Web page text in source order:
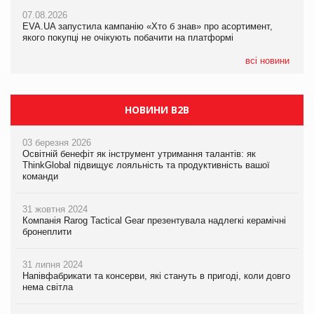
07.08.2026
EVA.UA запустила кампанію «Хто б знав» про асортимент,
якого покупці не очікують побачити на платформі
всі новини
05.08.2026
Мережа супермаркетів VARUS купує мережу магазинів
НОВИНИ B2B
03 березня 2026
Освітній бенефіт як інструмент утримання талантів: як
ThinkGlobal підвищує лояльність та продуктивність вашої
команди
31 жовтня 2024
Компанія Rarog Tactical Gear презентувала надлегкі керамічні
бронеплити
31 липня 2024
Напівфабрикати та консерви, які стануть в пригоді, коли довго
нема світла